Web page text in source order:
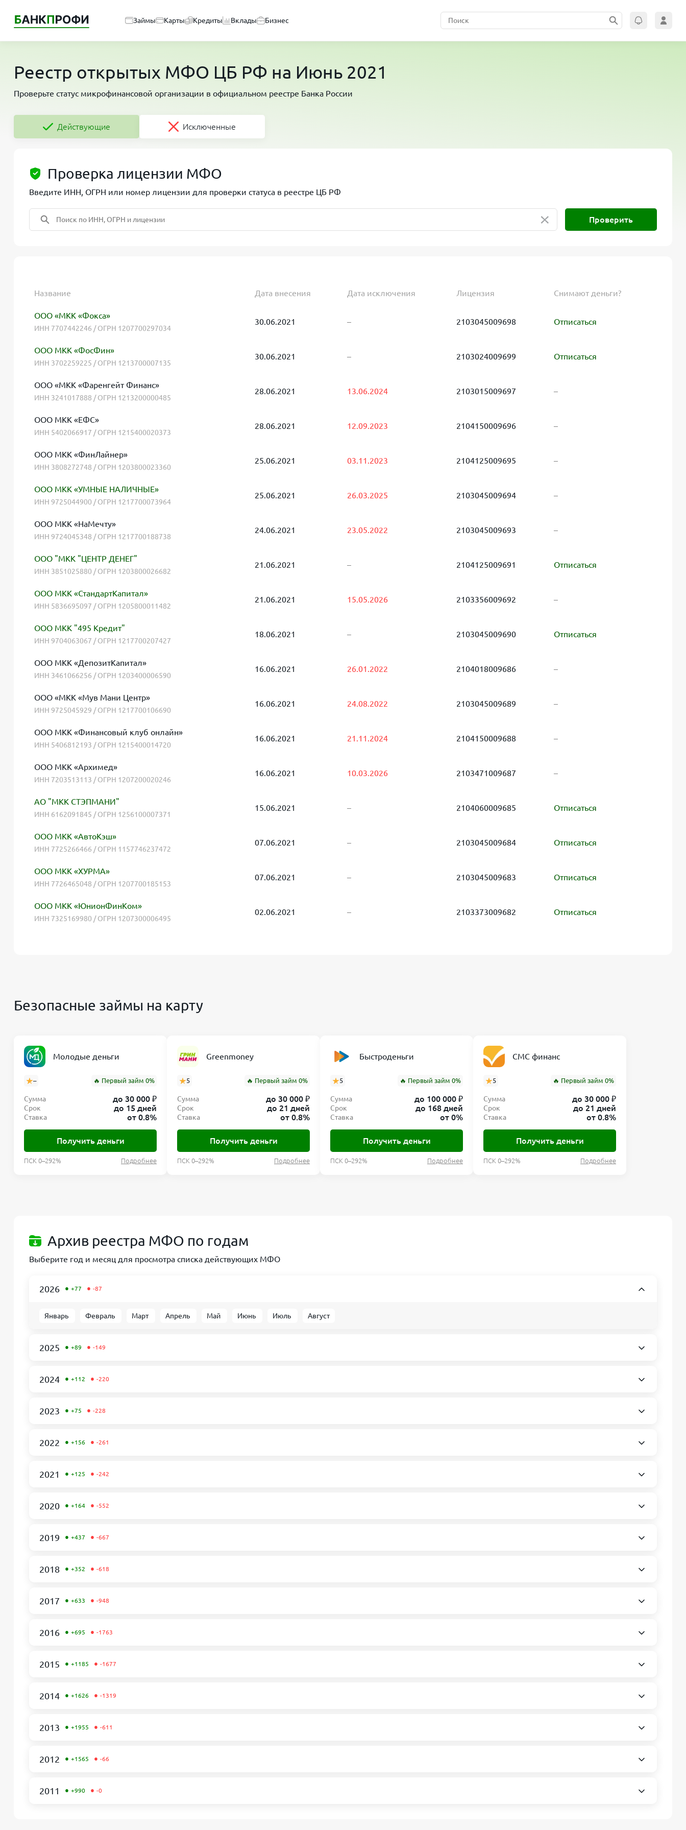
Займы Карты Кредиты Вклады Бизнес
Реестр открытых МФО ЦБ РФ на Июнь 2021
Проверьте статус микрофинансовой организации в официальном реестре Банка России
Действующие Исключенные
Проверка лицензии МФО
Введите ИНН, ОГРН или номер лицензии для проверки статуса в реестре ЦБ РФ
Проверить
×
Название Дата внесения Дата исключения Лицензия Снимают деньги?
ООО «МКК «Фокса»
ИНН 7707442246 / ОГРН 1207700297034
30.06.2021 – 2103045009698 Отписаться
ООО МКК «ФосФин»
ИНН 3702259225 / ОГРН 1213700007135
30.06.2021 – 2103024009699 Отписаться
ООО «МКК «Фаренгейт Финанс»
ИНН 3241017888 / ОГРН 1213200000485
28.06.2021 13.06.2024 2103015009697 –
ООО МКК «ЕФС»
ИНН 5402066917 / ОГРН 1215400020373
28.06.2021 12.09.2023 2104150009696 –
ООО МКК «ФинЛайнер»
ИНН 3808272748 / ОГРН 1203800023360
25.06.2021 03.11.2023 2104125009695 –
ООО МКК «УМНЫЕ НАЛИЧНЫЕ»
ИНН 9725044900 / ОГРН 1217700073964
25.06.2021 26.03.2025 2103045009694 –
ООО МКК «НаМечту»
ИНН 9724045348 / ОГРН 1217700188738
24.06.2021 23.05.2022 2103045009693 –
ООО "МКК "ЦЕНТР ДЕНЕГ"
ИНН 3851025880 / ОГРН 1203800026682
21.06.2021 – 2104125009691 Отписаться
ООО МКК «СтандартКапитал»
ИНН 5836695097 / ОГРН 1205800011482
21.06.2021 15.05.2026 2103356009692 –
ООО МКК "495 Кредит"
ИНН 9704063067 / ОГРН 1217700207427
18.06.2021 – 2103045009690 Отписаться
ООО МКК «ДепозитКапитал»
ИНН 3461066256 / ОГРН 1203400006590
16.06.2021 26.01.2022 2104018009686 –
ООО «МКК «Мув Мани Центр»
ИНН 9725045929 / ОГРН 1217700106690
16.06.2021 24.08.2022 2103045009689 –
ООО МКК «Финансовый клуб онлайн»
ИНН 5406812193 / ОГРН 1215400014720
16.06.2021 21.11.2024 2104150009688 –
ООО МКК «Архимед»
ИНН 7203513113 / ОГРН 1207200020246
16.06.2021 10.03.2026 2103471009687 –
АО "МКК СТЭПМАНИ"
ИНН 6162091845 / ОГРН 1256100007371
15.06.2021 – 2104060009685 Отписаться
ООО МКК «АвтоКэш»
ИНН 7725266466 / ОГРН 1157746237472
07.06.2021 – 2103045009684 Отписаться
ООО МКК «ХУРМА»
ИНН 7726465048 / ОГРН 1207700185153
07.06.2021 – 2103045009683 Отписаться
ООО МКК «ЮнионФинКом»
ИНН 7325169980 / ОГРН 1207300006495
02.06.2021 – 2103373009682 Отписаться
Безопасные займы на карту
Молодые деньги
– 🔥 Первый займ 0%
Сумма до 30 000 ₽
Срок до 15 дней
Ставка от 0.8%
Получить деньги
ПСК 0–292% Подробнее
Greenmoney
5 🔥 Первый займ 0%
Сумма до 30 000 ₽
Срок до 21 дней
Ставка от 0.8%
Получить деньги
ПСК 0–292% Подробнее
Быстроденьги
5 🔥 Первый займ 0%
Сумма до 100 000 ₽
Срок до 168 дней
Ставка от 0%
Получить деньги
ПСК 0–292% Подробнее
СМС финанс
5 🔥 Первый займ 0%
Сумма до 30 000 ₽
Срок до 21 дней
Ставка от 0.8%
Получить деньги
ПСК 0–292% Подробнее
Архив реестра МФО по годам
Выберите год и месяц для просмотра списка действующих МФО
2026 • +77 • -87
Январь Февраль Март Апрель Май Июнь Июль Август
2025 • +89 • -149
2024 • +112 • -220
2023 • +75 • -228
2022 • +156 • -261
2021 • +125 • -242
2020 • +164 • -552
2019 • +437 • -667
2018 • +352 • -618
2017 • +633 • -948
2016 • +695 • -1763
2015 • +1185 • -1677
2014 • +1626 • -1319
2013 • +1955 • -611
2012 • +1565 • -66
2011 • +990 • -0